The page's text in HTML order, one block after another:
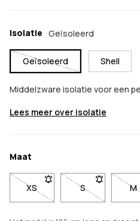
Isolatie Geïsoleerd
Geïsoleerd Shell
Middelzware isolatie voor een
Lees meer over isolatie
Maat
XS- Maat XS niet
S- Maat S nietM
-